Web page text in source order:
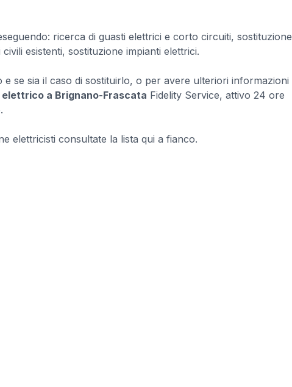
ricerca di guasti elettrici e corto circuiti, sostituzione
esistenti, sostituzione impianti elettrici.
se sia il caso di sostituirlo, o per avere ulteriori informazioni
a Brignano-Frascata Fidelity Service, attivo 24 ore
elettricisti consultate la lista qui a fianco.